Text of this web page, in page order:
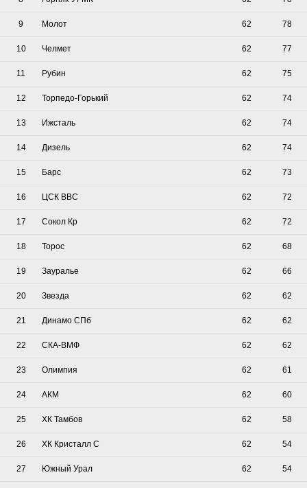
9 Молот 62 78
10 Челмет 62 77
11 Рубин 62 75
12 Торпедо-Горький 62 74
13 Ижсталь 62 74
14 Дизель 62 74
15 Барс 62 73
16 ЦСК ВВС 62 72
17 Сокол Кр 62 72
18 Торос 62 68
19 Зауралье 62 66
20 Звезда 62 62
21 Динамо СПб 62 62
22 СКА-ВМФ 62 62
23 Олимпия 62 61
24 АКМ 62 60
25 ХК Тамбов 62 58
26 ХК Кристалл С 62 54
27 Южный Урал 62 54